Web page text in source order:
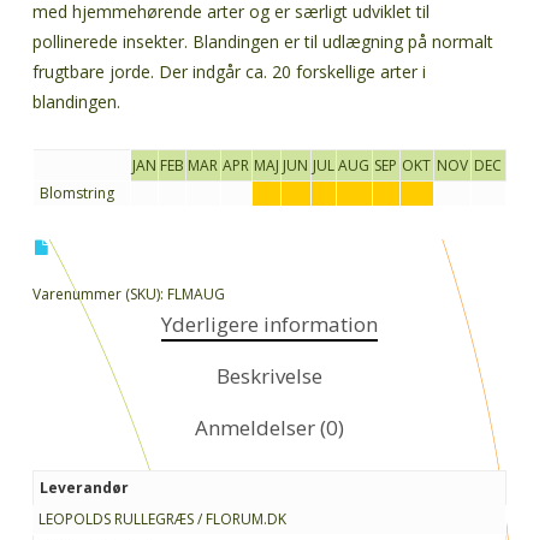
med hjemmehørende arter og er særligt udviklet til
pollinerede insekter. Blandingen er til udlægning på normalt
frugtbare jorde. Der indgår ca. 20 forskellige arter i
blandingen.
JAN FEB MAR APR MAJ JUN JUL AUG SEP OKT NOV DEC
Blomstring
Varenummer (SKU): FLMAUG
Yderligere information
Beskrivelse
Anmeldelser (0)
Leverandør
LEOPOLDS RULLEGRÆS / FLORUM.DK